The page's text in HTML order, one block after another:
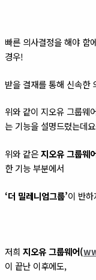
빠른 의사결정을 해야 함
경우!
받을 결재를 통해 신속한
위와 같이 지오유 그룹웨
는 기능을 설명드렸는데
위와 같은지오유 그룹웨
한 기능 부분에서
‘더 밀레니엄그룹’이 반
저희 지오유 그룹웨어(
이 끝난 이후에도,